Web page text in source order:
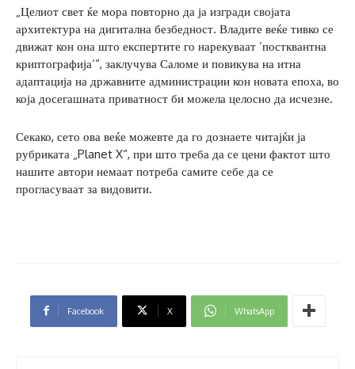
„Целиот свет ќе мора повторно да ја изгради својата
архитектура на дигитална безбедност. Владите веќе тивко се
движат кон она што експертите го нарекуваат ’постквантна
криптографија‘“, заклучува Саломе и повикува на итна
адаптација на државните администрации кон новата епоха, во
која досегашната приватност би можела целосно да исчезне.
Секако, сето ова веќе можевте да го дознаете читајќи ја
рубриката „Planet X“, при што треба да се цени фактот што
нашите автори немаат потреба самите себе да се
прогласуваат за видовити.
Facebook X WhatsApp